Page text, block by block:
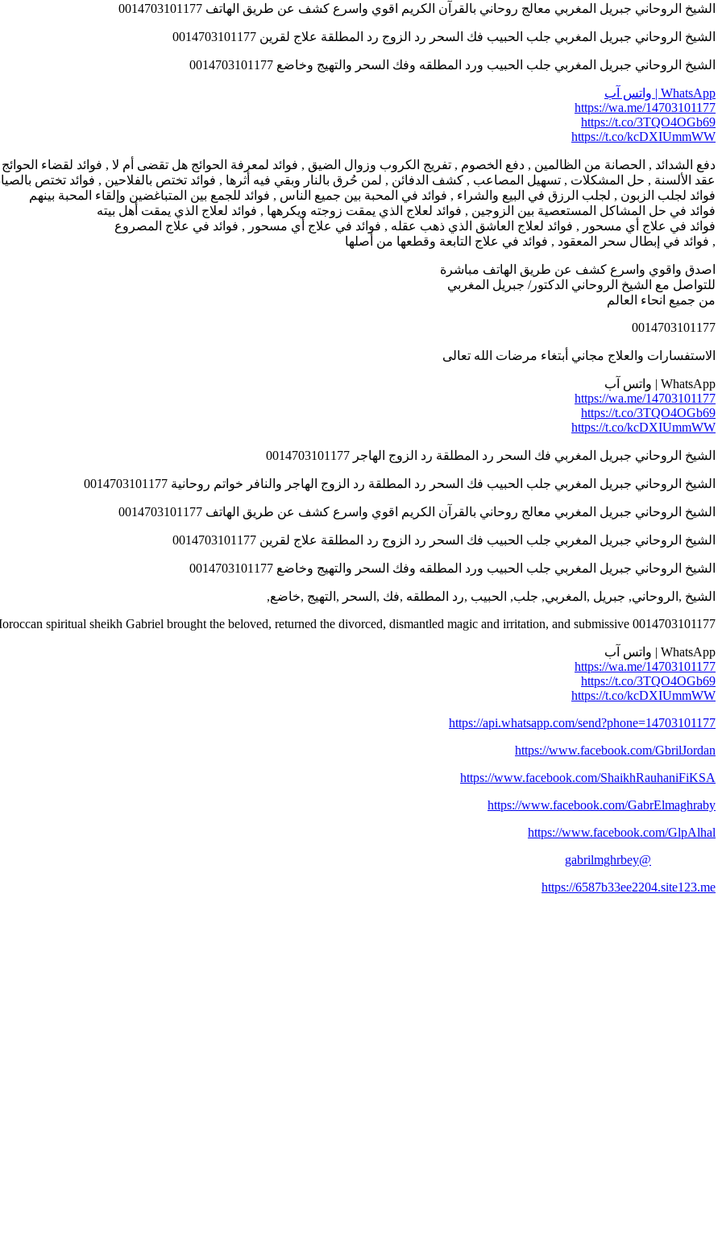
الشيخ الروحاني جبريل المغربي معالج روحاني بالقرآن الكريم اقوي واسرع كشف عن طريق الهاتف 0014703101177
الشيخ الروحاني جبريل المغربي جلب الحبيب فك السحر رد الزوج رد المطلقة علاج لقرين 0014703101177
الشيخ الروحاني جبريل المغربي جلب الحبيب ورد المطلقه وفك السحر والتهيج وخاضع 0014703101177
WhatsApp | واتس آب
https://wa.me/14703101177
https://t.co/3TQO4OGb69
https://t.co/kcDXIUmmWW
دفع الشدائد , الحصانة من الظالمين , دفع الخصوم , تفريج الكروب وزوال الضيق , فوائد لمعرفة الحوائج هل تقضى أم لا , فوائد لقضاء الحوائج
عقد الألسنة , حل المشكلات , تسهيل المصاعب , كشف الدفائن , لمن حُرق بالنار وبقي فيه أثرها , فوائد تختص بالفلاحين , فوائد تختص
فوائد لجلب الزبون , لجلب الرزق في البيع والشراء , فوائد في المحبة بين جميع الناس , فوائد للجمع بين المتباغضين وإلقاء المحبة بينهم
فوائد في حل المشاكل المستعصية بين الزوجين , فوائد لعلاج الذي يمقت زوجته ويكرهها , فوائد لعلاج الذي يمقت أهل بيته
فوائد في علاج أي مسحور , فوائد لعلاج العاشق الذي ذهب عقله , فوائد في علاج أي مسحور , فوائد في علاج المصروع
, فوائد في إبطال سحر المعقود , فوائد في علاج التابعة وقطعها من أصلها
اصدق واقوي واسرع كشف عن طريق الهاتف مباشرة
للتواصل مع الشيخ الروحاني الدكتور/ جبريل المغربي
من جميع انحاء العالم
0014703101177
الاستفسارات والعلاج مجاني أبتغاء مرضات الله تعالى
WhatsApp | واتس آب
https://wa.me/14703101177
https://t.co/3TQO4OGb69
https://t.co/kcDXIUmmWW
الشيخ الروحاني جبريل المغربي فك السحر رد المطلقة رد الزوج الهاجر 0014703101177
الشيخ الروحاني جبريل المغربي جلب الحبيب فك السحر رد المطلقة رد الزوج الهاجر والنافر خواتم روحانية 0014703101177
الشيخ الروحاني جبريل المغربي معالج روحاني بالقرآن الكريم اقوي واسرع كشف عن طريق الهاتف 0014703101177
الشيخ الروحاني جبريل المغربي جلب الحبيب فك السحر رد الزوج رد المطلقة علاج لقرين 0014703101177
الشيخ الروحاني جبريل المغربي جلب الحبيب ورد المطلقه وفك السحر والتهيج وخاضع 0014703101177
الشيخ ,الروحاني, جبريل ,المغربي, جلب, الحبيب ,رد المطلقه ,فك ,السحر ,التهيج ,خاضع,
spiritual sheikh Gabriel brought the beloved, returned the divorced, dismantled magic and irritation, and submissive 0014703101177
WhatsApp | واتس آب
https://wa.me/14703101177
https://t.co/3TQO4OGb69
https://t.co/kcDXIUmmWW
https://api.whatsapp.com/send?phone=14703101177
https://www.facebook.com/GbrilJordan
https://www.facebook.com/ShaikhRauhaniFiKSA
https://www.facebook.com/GabrElmaghraby
https://www.facebook.com/GlpAlhal
@gabrilmghrbey
https://6587b33ee2204.site123.me